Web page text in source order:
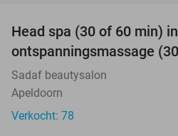
Head spa (30 of 60 min)
ontspanningsmassage
Sadaf beautysalon
Apeldoorn
Verkocht: 78